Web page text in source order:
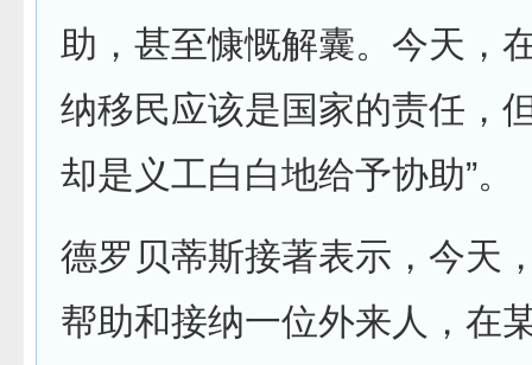
助，甚至慷慨解囊。今天，
纳移民应该是国家的责任，
却是义工白白地给予协助”。
德罗贝蒂斯接著表示，今天
帮助和接纳一位外来人，在